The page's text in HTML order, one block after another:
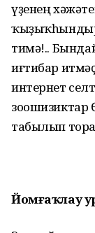
үҙенең
тимә!..
иғтибар
интернет
зоошизиктар
табылып
Йомғаҡлау